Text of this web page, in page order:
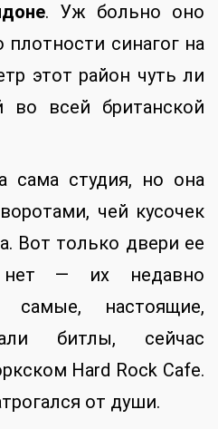
. Уж больно оно
синагог на
этот район чуть ли
всей британской
сама студия, но она
чей кусочек
Вот только двери ее
нет — их недавно
настоящие,
битлы, сейчас
Hard Rock Cafe.
от души.